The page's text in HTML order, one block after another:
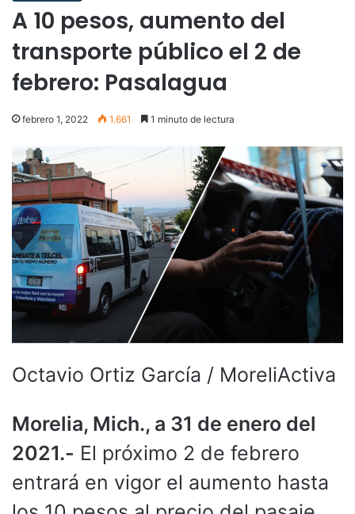
A 10 pesos, aumento del
transporte público el 2 de
febrero: Pasalagua
febrero 1, 2022 1.661 1 minuto de lectura
Octavio Ortiz García / MoreliActiva
Morelia, Mich., a 31 de enero del
2021.- El próximo 2 de febrero
entrará en vigor el aumento hasta